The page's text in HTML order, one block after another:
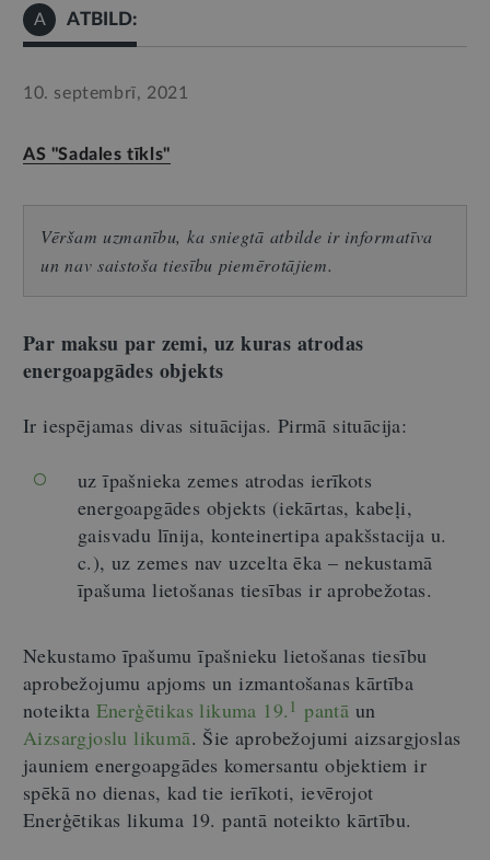
A ATBILD:
10. septembrī, 2021
AS "Sadales tīkls"
Vēršam uzmanību, ka sniegtā atbilde ir informatīva
un nav saistoša tiesību piemērotājiem.
Par maksu par zemi, uz kuras atrodas
energoapgādes objekts
Ir iespējamas divas situācijas. Pirmā situācija:
uz īpašnieka zemes atrodas ierīkots
energoapgādes objekts (iekārtas, kabeļi,
gaisvadu līnija, konteinertipa apakšstacija u.
c.), uz zemes nav uzcelta ēka – nekustamā
īpašuma lietošanas tiesības ir aprobežotas.
Nekustamo īpašumu īpašnieku lietošanas tiesību
aprobežojumu apjoms un izmantošanas kārtība
noteikta Enerģētikas likuma 19. 1 pantā un
Aizsargjoslu likumā. Šie aprobežojumi aizsargjoslas
jauniem energoapgādes komersantu objektiem ir
spēkā no dienas, kad tie ierīkoti, ievērojot
Enerģētikas likuma 19. pantā noteikto kārtību.